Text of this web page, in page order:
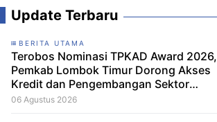
Update Terbaru
BERITA UTAMA
Terobos Nominasi TPKAD Award 2026,
Pemkab Lombok Timur Dorong Akses
Kredit dan Pengembangan Sektor
Porang
06 Agustus 2026